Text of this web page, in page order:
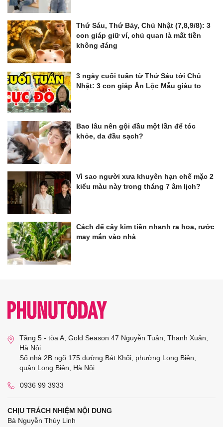
Thứ Sáu, Thứ Bảy, Chủ Nhật (7,8,9/8): 3
con giáp giữ ví, chủ quan là mất tiền
không đáng
3 ngày cuối tuần từ Thứ Sáu tới Chủ
Nhật: 3 con giáp Ăn Lộc Mẫu giàu to
Bao lâu nên gội đầu một lần để tóc
khỏe, da đầu sạch?
Vì sao người xưa khuyên hạn chế mặc 2
kiểu màu này trong tháng 7 âm lịch?
Cách để cây kim tiền nhanh ra hoa, rước
may mắn vào nhà
Tầng 5 - tòa A, Gold Season 47 Nguyễn Tuân, Thanh Xuân,
Hà Nội
Số nhà 2B ngõ 175 đường Bát Khối, phường Long Biên,
quận Long Biên, Hà Nội
0936 99 3933
CHỊU TRÁCH NHIỆM NỘI DUNG
Bà Nguyễn Thùy Linh